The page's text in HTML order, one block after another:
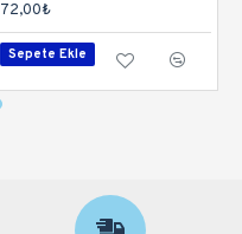
72,00₺
Sepete Ekle